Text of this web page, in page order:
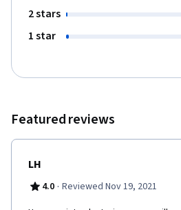
2 stars
1 star
Featured reviews
LH
4.0 · Reviewed Nov 19, 2021